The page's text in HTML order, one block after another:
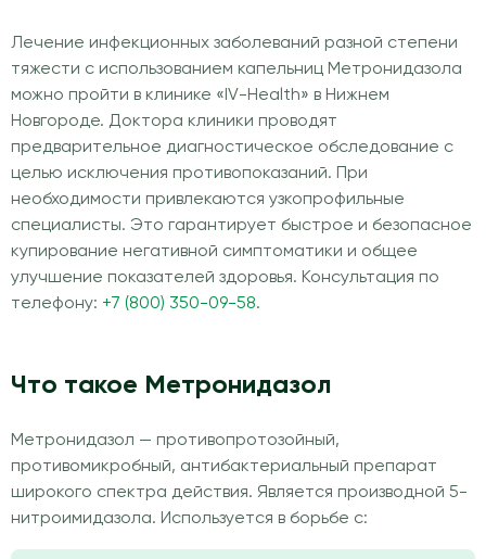
Лечение инфекционных заболеваний разной степени
тяжести с использованием капельниц Метронидазола
можно пройти в клинике «IV-Health» в Нижнем
Новгороде. Доктора клиники проводят
предварительное диагностическое обследование с
целью исключения противопоказаний. При
необходимости привлекаются узкопрофильные
специалисты. Это гарантирует быстрое и безопасное
купирование негативной симптоматики и общее
улучшение показателей здоровья. Консультация по
телефону: +7 (800) 350-09-58.
Что такое Метронидазол
Метронидазол — противопротозойный,
противомикробный, антибактериальный препарат
широкого спектра действия. Является производной 5-
нитроимидазола. Используется в борьбе c: